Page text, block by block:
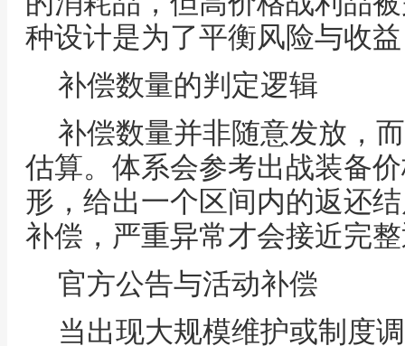
种设计是为了平衡风险与收
补偿数量的判定逻辑
补偿数量并非随意发放，
估算。体系会参考出战装备
形，给出一个区间内的返还
补偿，严重异常才会接近完
官方公告与活动补偿
当出现大规模维护或制度